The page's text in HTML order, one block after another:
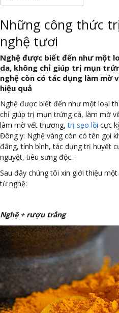
Những công thức
nghệ tươi
Nghệ được biết đến như một
da, không chỉ giúp trị mụn
nghệ còn có tác dụng làm
hiệu quả
Nghệ được biết đến như một loại
chỉ giúp trị mụn trứng cá, làm mờ
làm mờ vết thương,trị sẹo lồi cực
Đông y: Nghệ vàng còn có tên gọi
đắng, tính bình, tác dụng trị huyết
nguyệt, tiêu sưng độc…
Sau đây chúng tôi xin giới thiệu
từ nghệ:
Nghệ + rượu trắng